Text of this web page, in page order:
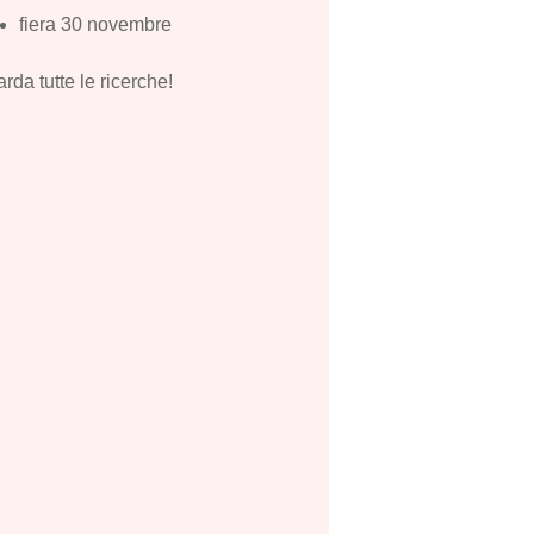
fiera 30 novembre
tutte le ricerche!